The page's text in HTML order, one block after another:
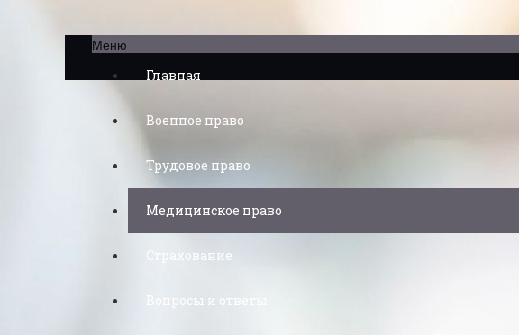
Меню
Главная
Военное право
Трудовое право
Медицинское право
Страхование
Вопросы и ответы